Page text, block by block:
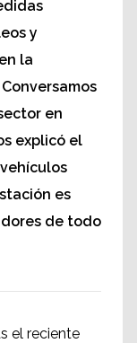
y
la
en
explicó el
es
de todo
el reciente